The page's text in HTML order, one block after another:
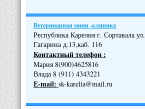
Ветеринарная мини -клиника
Республика Карелия г. Сортавала ул.
Гагарина д.13,каб. 116
Контактный телефон :
Мария 8(900)4625816
Влада 8 (911) 4343221
Е-mail: sk-karelia@mail.ru